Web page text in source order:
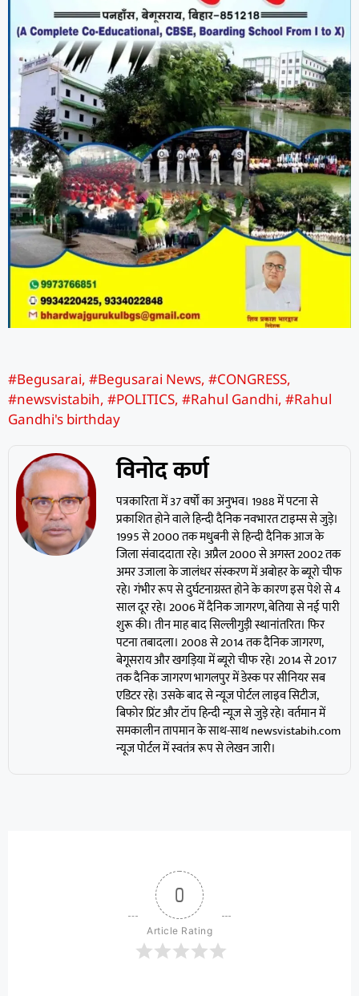
#Begusarai, #Begusarai News, #CONGRESS,
#newsvistabih, #POLITICS, #Rahul Gandhi, #Rahul
Gandhi's birthday
विनोद कर्ण
पत्रकारिता में 37 वर्षों का अनुभव। 1988 में पटना से
प्रकाशित होने वाले हिन्दी दैनिक नवभारत टाइम्स से जुड़े।
1995 से 2000 तक मधुबनी से हिन्दी दैनिक आज के
जिला संवाददाता रहे। अप्रैल 2000 से अगस्त 2002 तक
अमर उजाला के जालंधर संस्करण में अबोहर के ब्यूरो चीफ
रहे। गंभीर रूप से दुर्घटनाग्रस्त होने के कारण इस पेशे से 4
साल दूर रहे। 2006 में दैनिक जागरण, बेतिया से नई पारी
शुरू की। तीन माह बाद सिल्लीगुड़ी स्थानांतरित। फिर
पटना तबादला। 2008 से 2014 तक दैनिक जागरण,
बेगूसराय और खगड़िया में ब्यूरो चीफ रहे। 2014 से 2017
तक दैनिक जागरण भागलपुर में डेस्क पर सीनियर सब
एडिटर रहे। उसके बाद से न्यूज पोर्टल लाइव सिटीज,
बिफोर प्रिंट और टॉप हिन्दी न्यूज से जुड़े रहे। वर्तमान में
समकालीन तापमान के साथ-साथ newsvistabih.com
न्यूज पोर्टल में स्वतंत्र रूप से लेखन जारी।
0
Article Rating